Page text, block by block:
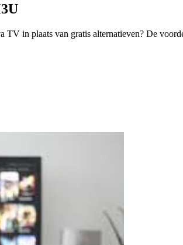
in plaats van gratis alternatieven? De